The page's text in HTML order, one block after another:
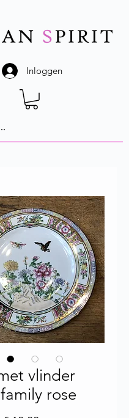
Inloggen
vlinder
rose